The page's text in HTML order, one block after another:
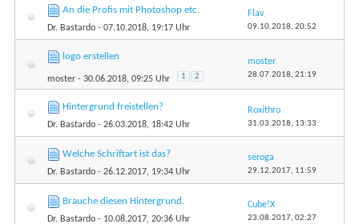
An die Profis mit Photoshop etc.
Dr. Bastardo - 07.10.2018, 19:17 Uhr
Flav
09.10.2018, 20:52
logo erstellen
moster - 30.06.2018, 09:25 Uhr 1 2
moster
28.07.2018, 21:19
Hintergrund freistellen?
Dr. Bastardo - 26.03.2018, 18:42 Uhr
Roxithro
31.03.2018, 13:33
Welche Schriftart ist das?
Dr. Bastardo - 26.12.2017, 19:34 Uhr
seroga
29.12.2017, 11:59
Brauche diesen Hintergrund.
Dr. Bastardo - 10.08.2017, 20:36 Uhr
Cube!X
23.08.2017, 02:27